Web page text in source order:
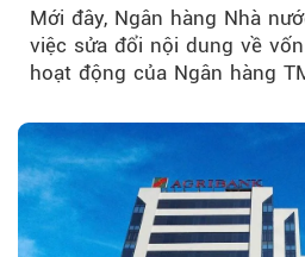
Mới đây, Ngân hàng Nhà
việc sửa đổi nội dung về
hoạt động của Ngân hàng